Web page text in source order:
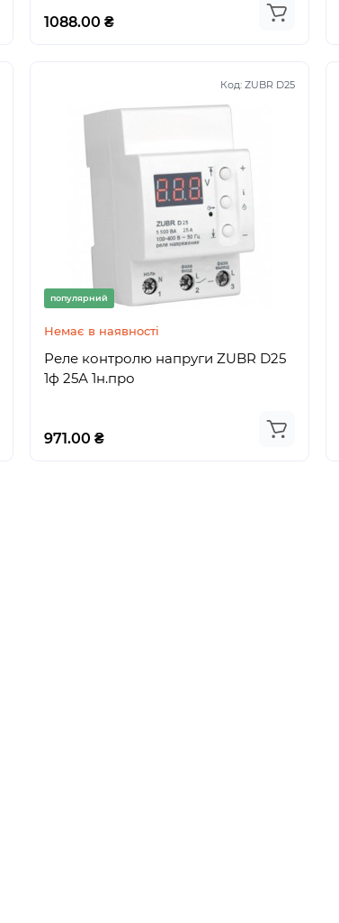
1088.00 ₴
Код: ZUBR D25
популярний
Немає в наявності
Реле контролю напруги ZUBR D25
1ф 25А 1н.про
971.00 ₴